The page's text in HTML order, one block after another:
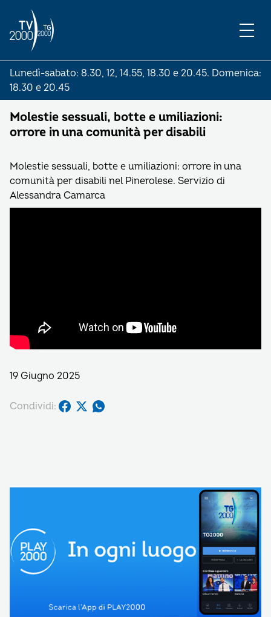
Lunedì-sabato: 8.30, 12, 14.55, 18.30 e 20.45. Domenica:
18.30 e 20.45
Molestie sessuali, botte e umiliazioni:
orrore in una comunità per disabili
Molestie sessuali, botte e umiliazioni: orrore in una
comunità per disabili nel Pinerolese. Servizio di
Alessandra Camarca
19 Giugno 2025
Condividi: